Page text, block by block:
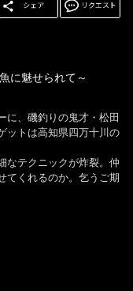
に魅せられて～
に、磯釣りの鬼才・松田
ットは高知県四万十川の
なテクニックが炸裂。仲
てくれるのか。乞うご期